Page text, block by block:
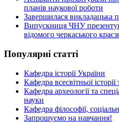
планів наукової роботи
Завершилася викладацька
Випускниця ЧНУ
відомого черкаського
Популярні статті
Кафедра історії України
Кафедра всесвітньої
Кафедра археології та
науки
Кафедра філософії,
Запрошуємо на навчання!